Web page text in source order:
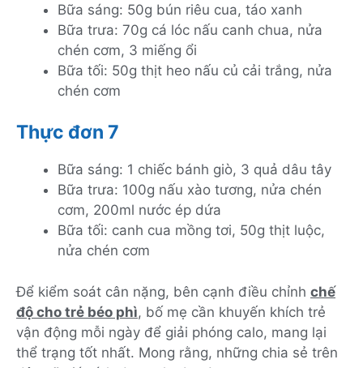
Bữa sáng: 50g bún riêu cua, táo xanh
Bữa trưa: 70g cá lóc nấu canh chua, nửa
chén cơm, 3 miếng ổi
Bữa tối: 50g thịt heo nấu củ cải trắng, nửa
chén cơm
Thực đơn 7
Bữa sáng: 1 chiếc bánh giò, 3 quả dâu tây
Bữa trưa: 100g nấu xào tương, nửa chén
cơm, 200ml nước ép dứa
Bữa tối: canh cua mồng tơi, 50g thịt luộc,
nửa chén cơm
Để kiểm soát cân nặng, bên cạnh điều chỉnh chế
độ cho trẻ béo phì, bố mẹ cần khuyến khích trẻ
vận động mỗi ngày để giải phóng calo, mang lại
thể trạng tốt nhất. Mong rằng, những chia sẻ trên